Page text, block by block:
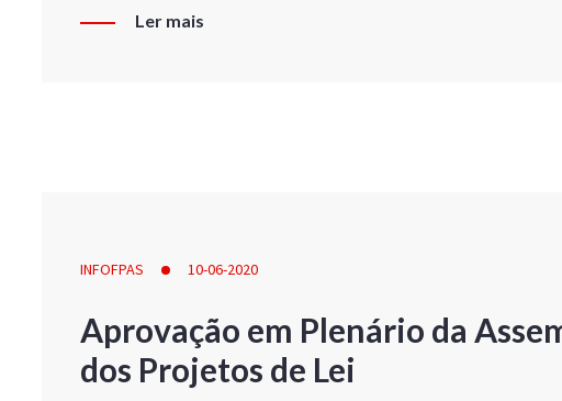
Ler mais
INFOFPAS 10-06-2020
Aprovação em Plenário da
dos Projetos de Lei